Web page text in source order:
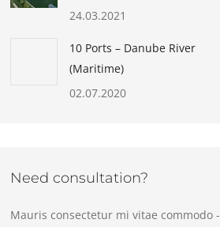
24.03.2021
10 Ports – Danube River
(Maritime)
02.07.2020
Need consultation?
Mauris consectetur mi vitae commodo -